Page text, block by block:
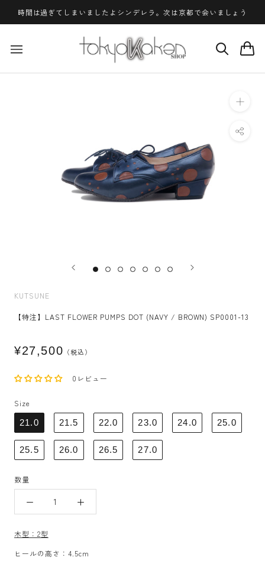
時間は過ぎてしまいましたよシンデレラ。次は京都で会いましょう
KUTSUNE
【特注】LAST FLOWER PUMPS DOT (NAVY / BROWN) SP0001-13
¥27,500 （税込）
0レビュー
Size
21.0
21.5 22.0 23.0 24.0 25.0
25.5 26.0 26.5 27.0
数量
木型：2型
ヒールの高さ：4.5cm